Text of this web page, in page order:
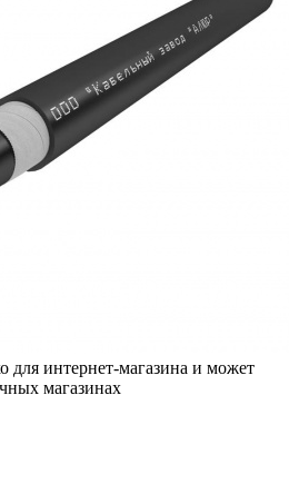
для интернет-магазина и может
магазинах